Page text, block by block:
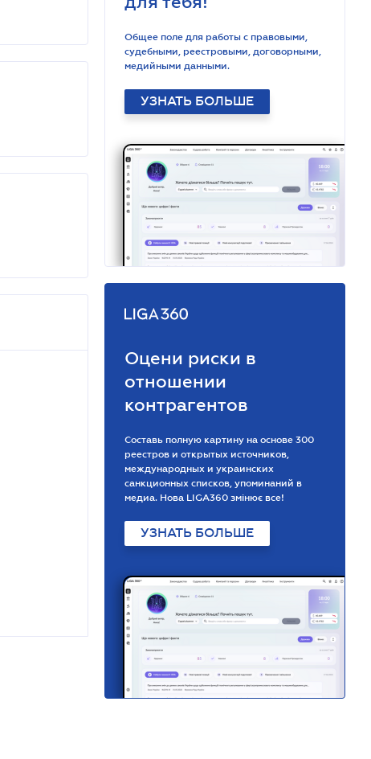
Общее поле для работы с правовыми,
судебными, реестровыми, договорными,
медийными данными.
УЗНАТЬ БОЛЬШЕ
Оцени риски в
отношении
контрагентов
Составь полную картину на основе 300
реестров и открытых источников,
международных и украинских
санкционных списков, упоминаний в
медиа. Нова LIGA360 змінює все!
УЗНАТЬ БОЛЬШЕ